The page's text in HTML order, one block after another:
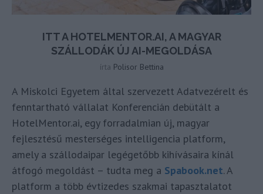
ITT A HOTELMENTOR.AI, A MAGYAR
SZÁLLODÁK ÚJ AI-MEGOLDÁSA
írta Polisor Bettina
A Miskolci Egyetem által szervezett Adatvezérelt és
fenntartható vállalat Konferencián debütált a
HotelMentor.ai, egy forradalmian új, magyar
fejlesztésű mesterséges intelligencia platform,
amely a szállodaipar legégetőbb kihívásaira kínál
átfogó megoldást – tudta meg a Spabook.net. A
platform a több évtizedes szakmai tapasztalatot